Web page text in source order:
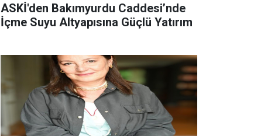
ASKİ'den Bakımyurdu Caddesi’nde
İçme Suyu Altyapısına Güçlü Yatırım